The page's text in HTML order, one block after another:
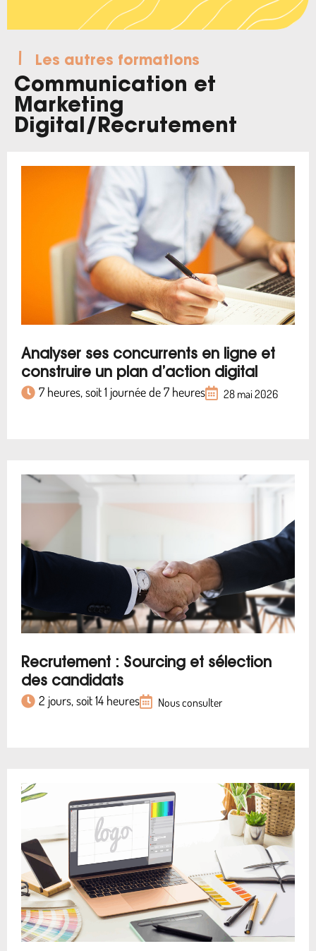
Les autres formations
Communication et
Marketing
Digital/Recrutement
Analyser ses concurrents en ligne et
construire un plan d’action digital
7 heures, soit 1 journée de 7 heures 28 mai 2026
Recrutement : Sourcing et sélection
des candidats
2 jours, soit 14 heures Nous consulter